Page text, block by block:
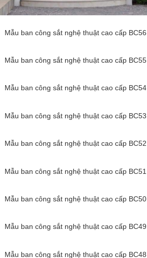
Mẫu ban công sắt nghệ thuật cao cấp BC56
Mẫu ban công sắt nghệ thuật cao cấp BC55
Mẫu ban công sắt nghệ thuật cao cấp BC54
Mẫu ban công sắt nghệ thuật cao cấp BC53
Mẫu ban công sắt nghệ thuật cao cấp BC52
Mẫu ban công sắt nghệ thuật cao cấp BC51
Mẫu ban công sắt nghệ thuật cao cấp BC50
Mẫu ban công sắt nghệ thuật cao cấp BC49
Mẫu ban công sắt nghệ thuật cao cấp BC48